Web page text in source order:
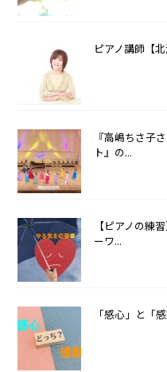
ピアノ講師【
『高嶋ちさ子
ト』の...
【ピアノの練
ーワ...
「感心」と「